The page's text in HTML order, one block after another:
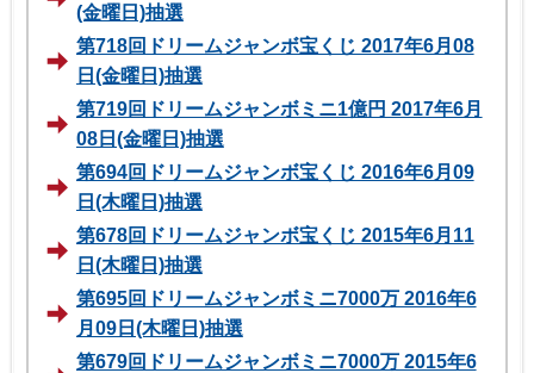
(金曜日)抽選
第718回ドリームジャンボ宝くじ 2017年6月08
日(金曜日)抽選
第719回ドリームジャンボミニ1億円 2017年6月
08日(金曜日)抽選
第694回ドリームジャンボ宝くじ 2016年6月09
日(木曜日)抽選
第678回ドリームジャンボ宝くじ 2015年6月11
日(木曜日)抽選
第695回ドリームジャンボミニ7000万 2016年6
月09日(木曜日)抽選
第679回ドリームジャンボミニ7000万 2015年6